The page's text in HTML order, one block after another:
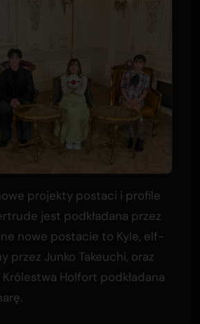
projekty postaci i profile
jest podkładana przez
nowe postacie to Kyle, elf-
przez Junko Takeuchi, oraz
Holfort podkładana